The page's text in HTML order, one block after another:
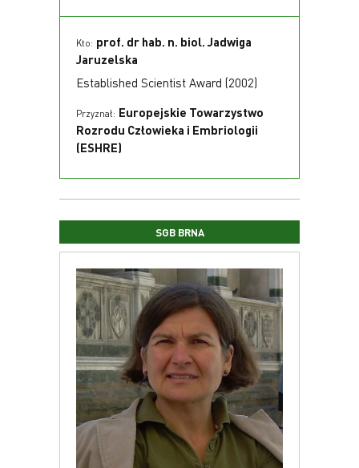
Kto: prof. dr hab. n. biol. Jadwiga
Jaruzelska
Established Scientist Award (2002)
Przyznał: Europejskie Towarzystwo
Rozrodu Człowieka i Embriologii
(ESHRE)
SGB BRNA